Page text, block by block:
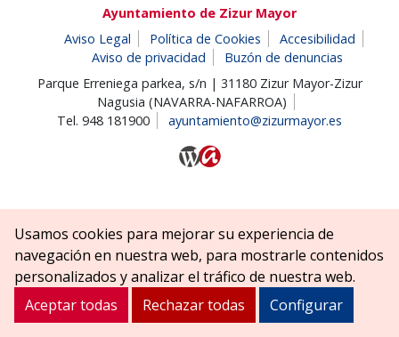
Ayuntamiento de Zizur Mayor
Aviso Legal
Política de Cookies
Accesibilidad
Aviso de privacidad
Buzón de denuncias
Parque Erreniega parkea, s/n | 31180 Zizur Mayor-Zizur
Nagusia (NAVARRA-NAFARROA)
Tel. 948 181900
ayuntamiento@zizurmayor.es
Usamos cookies para mejorar su experiencia de
navegación en nuestra web, para mostrarle contenidos
personalizados y analizar el tráfico de nuestra web.
Aceptar todas
Rechazar todas Configurar